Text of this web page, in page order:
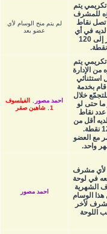
يتم
للمشرف
تصل نقاط
لديه في أي
شهر إلى 120
نقطة.
لم يتم منح الوسام لأي
عضو بعد
يتم
من الإدارة
استثنائي
بخدمة
خلال
حتى لو
نقاط
لديه أقل من
120 نقطة.
مع العضو
واحد.
احمد مصور
الفيلسوف
1
شاهين صقر
لأي مشرف
في لوحة
الشهرية
هذا الوسام
لأخر
اللوحة
احمد مصور